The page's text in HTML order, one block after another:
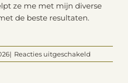
mij
ze me met mijn diverse
de beste resultaten.
Reacties uitgeschakeld
Isabel